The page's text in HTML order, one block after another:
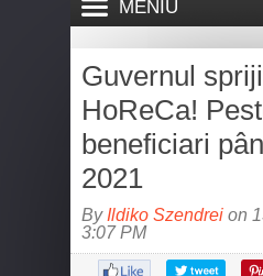
MENIU
Guvernul
HoReCa!
beneficiari
2021
By Ildiko Szendrei on
3:07 PM